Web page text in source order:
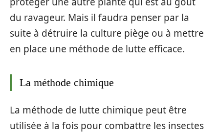
du ravageur. Mais il faudra penser par la
suite à détruire la culture piège ou à mettre
en place une méthode de lutte efficace.
La méthode chimique
La méthode de lutte chimique peut être
utilisée à la fois pour combattre les insectes